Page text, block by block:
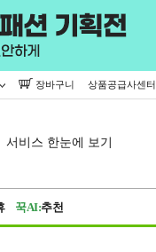
장바구니 상품공급사센터
서비스 한눈에 보기
꾹AI:추천